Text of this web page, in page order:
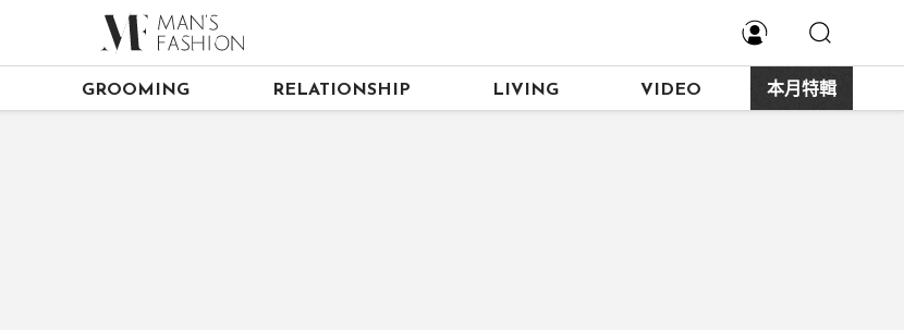
GROOMING RELATIONSHIP LIVING VIDEO 本月特輯